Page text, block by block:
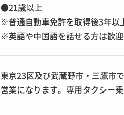
●21歳以上
※普通自動車免許を取得後3年以
※英語や中国語を話せる方は歓迎
東京23区及び武蔵野市・三鷹市
営業になります。専用タクシー